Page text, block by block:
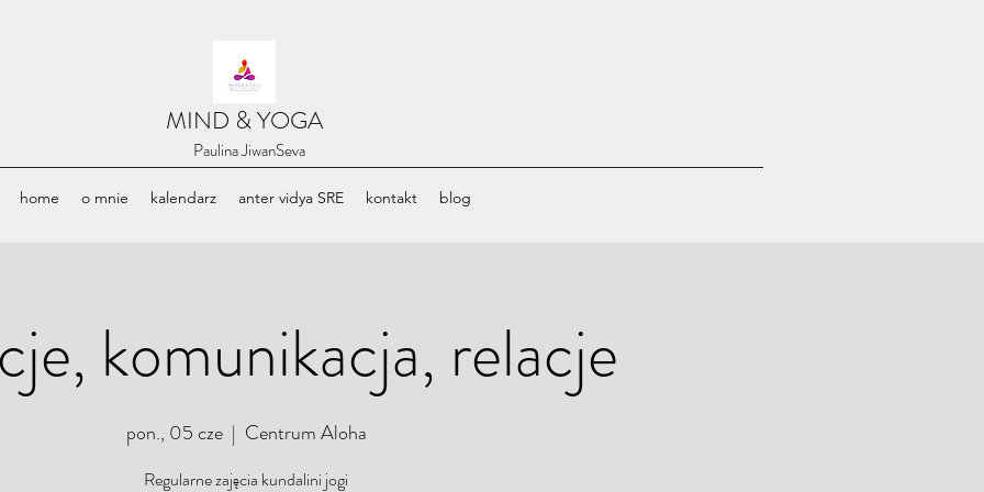
​MIND & YOGA
home o mnie kalendarz anter vidya SRE kontakt blog
​Paulina JiwanSeva
komunikacja, relacje
pon., 05 cze
  |
Centrum Aloha
Regularne zajęcia kundalini jogi